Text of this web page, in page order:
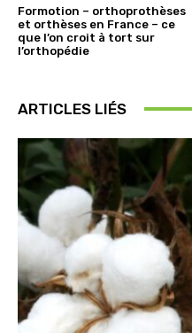
Formotion – orthoprothèses
et orthèses en France – ce
que l’on croit à tort sur
l’orthopédie
ARTICLES LIÉS